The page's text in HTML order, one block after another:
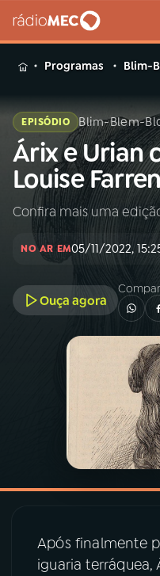
MENU
Buscar
na
Rádio
MEC
01INÍCIO
A RÁDIO
PROGRAMAÇÃO
PROGRAMAS
06VIDEOCASTS
Programas Blim-
EPISÓDIO Blim-Blem-
Árix e Urian
Louise
Confira mais uma
NO AR EM05/11/2022,
Ouça agora
Após finalmente
iguaria terráquea,